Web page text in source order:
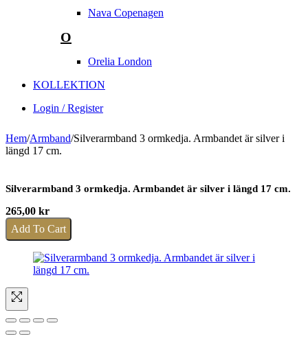
Nava Copenagen
O
Orelia London
KOLLEKTION
Login / Register
Hem/Armband/Silverarmband 3 ormkedja. Armbandet är silver i
längd 17 cm.
Silverarmband 3 ormkedja. Armbandet är silver i längd 17 cm.
265,00 kr
Add To Cart